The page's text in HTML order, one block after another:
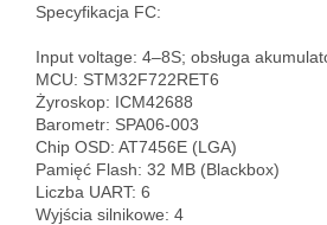
Specyfikacja FC:
Input voltage: 4–8S; obsługa
MCU: STM32F722RET6
Żyroskop: ICM42688
Barometr: SPA06-003
Chip OSD: AT7456E (LGA)
Pamięć Flash: 32 MB (Blackbox)
Liczba UART: 6
Wyjścia silnikowe: 4